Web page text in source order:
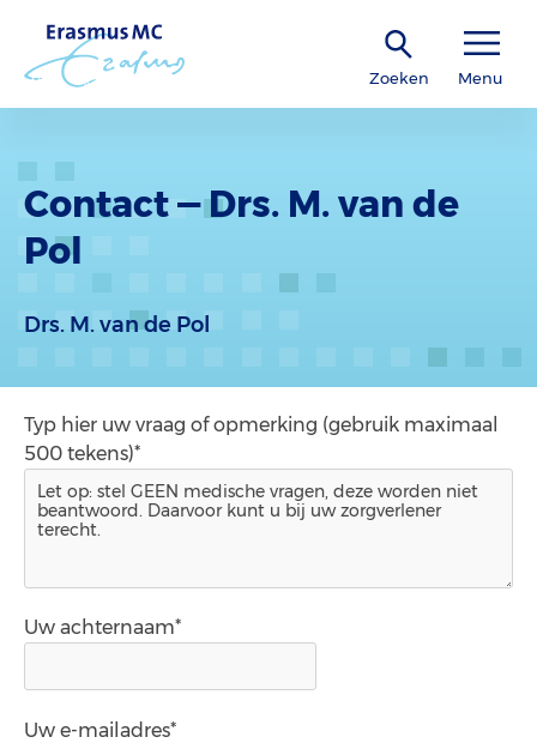
Zoeken Menu
Contact — Drs. M. van de
Pol
Drs. M. van de Pol
Typ hier uw vraag of opmerking (gebruik maximaal
500 tekens)*
Uw achternaam*
Uw e-mailadres*